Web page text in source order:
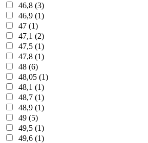
46,8 (3)
46,9 (1)
47 (1)
47,1 (2)
47,5 (1)
47,8 (1)
48 (6)
48,05 (1)
48,1 (1)
48,7 (1)
48,9 (1)
49 (5)
49,5 (1)
49,6 (1)